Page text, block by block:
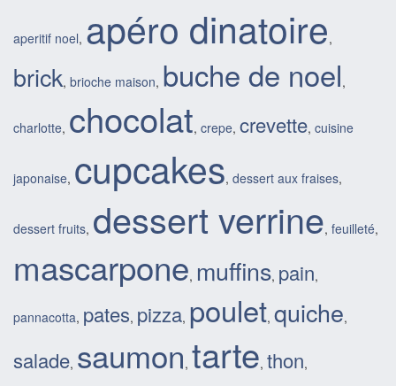
aperitif noel, apéro dinatoire,
brick, brioche maison, buche de noel,
charlotte, chocolat, crepe, crevette, cuisine
japonaise, cupcakes, dessert aux fraises,
dessert fruits, dessert verrine, feuilleté,
mascarpone, muffins, pain,
pannacotta, pates, pizza, poulet, quiche,
salade, saumon, tarte, thon,